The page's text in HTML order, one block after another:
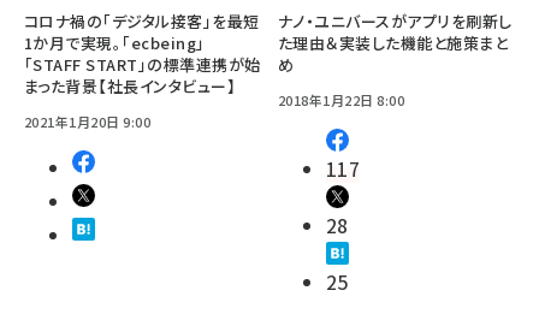
コロナ禍の「デジタル接客」を最短
1か月で実現。「ecbeing」
「STAFF START」の標準連携が始
まった背景【社長インタビュー】
2021年1月20日 9:00
ナノ・ユニバースがアプリを刷新し
た理由＆実装した機能と施策まと
め
2018年1月22日 8:00
117
28
25